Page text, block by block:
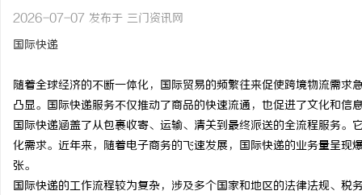
2026-07-07 发布于 三门资讯网
国际快递
随着全球经济的不断一体化，国际贸易的频繁往来促使跨境物流需
凸显。国际快递服务不仅推动了商品的快速流通，也促进了文化和信
国际快递涵盖了从包裹收寄、运输、清关到最终派送的全流程服务
化需求。近年来，随着电子商务的飞速发展，国际快递的业务量呈
张。
国际快递的工作流程较为复杂，涉及多个国家和地区的法律法规、